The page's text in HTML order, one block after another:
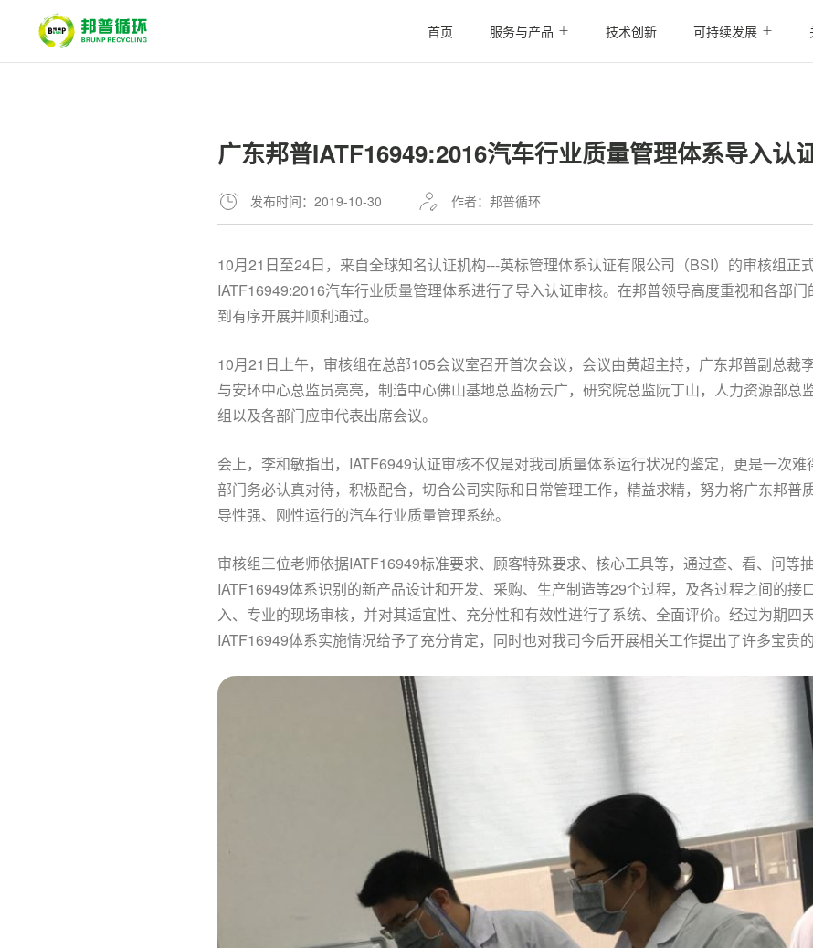
首页 服务与产品 技术创新 可持续发展
广东邦普IATF16949:2016汽车行业质量管理体系导入认
发布时间：2019-10-30 作者：邦普循环
10月21日至24日，来自全球知名认证机构---英标管理体系认证有限公司（BSI）的审核组正
IATF16949:2016汽车行业质量管理体系进行了导入认证审核。在邦普领导高度重视和各部
到有序开展并顺利通过。
10月21日上午，审核组在总部105会议室召开首次会议，会议由黄超主持，广东邦普副总裁
与安环中心总监员亮亮，制造中心佛山基地总监杨云广，研究院总监阮丁山，人力资源部总
组以及各部门应审代表出席会议。
会上，李和敏指出，IATF6949认证审核不仅是对我司质量体系运行状况的鉴定，更是一次
部门务必认真对待，积极配合，切合公司实际和日常管理工作，精益求精，努力将广东邦普
导性强、刚性运行的汽车行业质量管理系统。
审核组三位老师依据IATF16949标准要求、顾客特殊要求、核心工具等，通过查、看、问等
IATF16949体系识别的新产品设计和开发、采购、生产制造等29个过程，及各过程之间的接
入、专业的现场审核，并对其适宜性、充分性和有效性进行了系统、全面评价。经过为期四
IATF16949体系实施情况给予了充分肯定，同时也对我司今后开展相关工作提出了许多宝贵的